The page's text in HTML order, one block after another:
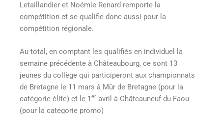
Letaillandier et Noémie Renard remporte la
compétition et se qualifie donc aussi pour la
compétition régionale.
Au total, en comptant les qualifiés en individuel la
semaine précédente à Châteaubourg, ce sont 13
jeunes du collège qui participeront aux championnats
de Bretagne le 11 mars à Mûr de Bretagne (pour la
catégorie élite) et le 1er avril à Châteauneuf du Faou
(pour la catégorie promo)